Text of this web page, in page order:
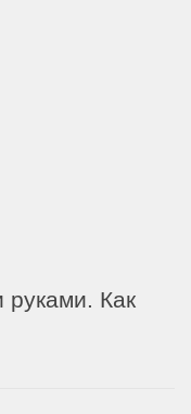
руками. Как